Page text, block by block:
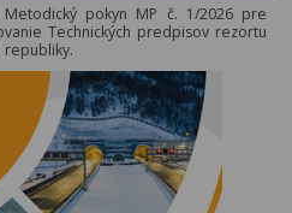
pokyn MP č. 1/2026 pre
Technických predpisov rezortu
republiky.